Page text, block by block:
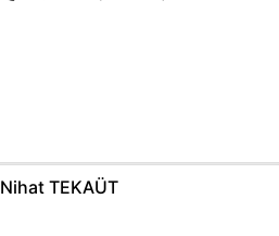
Nihat TEKAÜT